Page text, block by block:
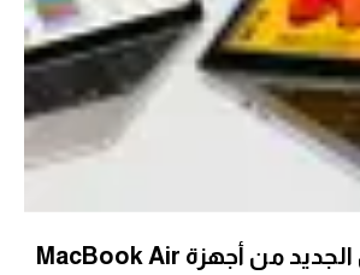
أبل تطلق الجيل الجديد من أجهزة MacBook Air